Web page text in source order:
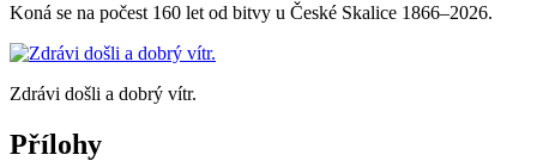
Koná se na počest 160 let od bitvy u České Skalice 1866–2026.
Zdrávi došli a dobrý vítr.
Přílohy